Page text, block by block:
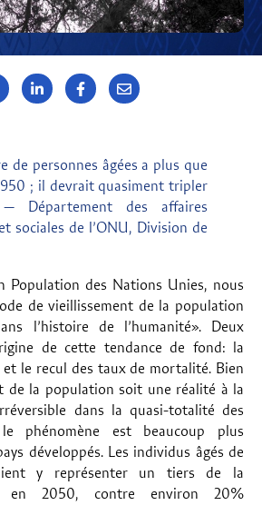
de personnes âgées a plus que
; il devrait quasiment tripler
Département des affaires
sociales de l’ONU, Division de
Population des Nations Unies, nous
de vieillissement de la population
l’histoire de l’humanité». Deux
de cette tendance de fond: la
le recul des taux de mortalité. Bien
de la population soit une réalité à la
dans la quasi-totalité des
phénomène est beaucoup plus
développés. Les individus âgés de
y représenter un tiers de la
en 2050, contre environ 20%